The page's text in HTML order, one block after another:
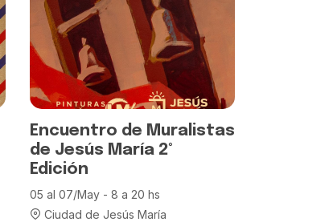
Encuentro de Muralistas
de Jesús María 2°
Edición
05 al 07/May - 8 a 20 hs
Ciudad de Jesús María